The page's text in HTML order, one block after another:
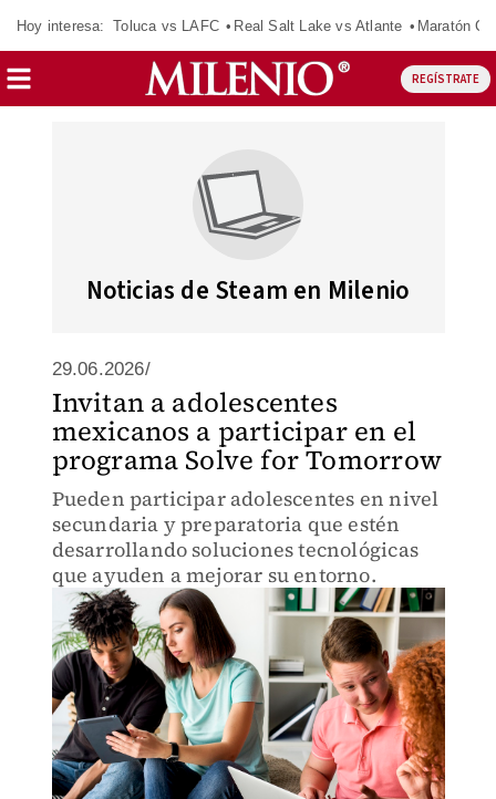
Hoy interesa: Toluca vs LAFC Real Salt Lake vs Atlante Maratón
REGÍSTRATE
Noticias de Steam en Milenio
29.06.2026/
Invitan a adolescentes
mexicanos a participar en el
programa Solve for Tomorrow
Pueden participar adolescentes en nivel
secundaria y preparatoria que estén
desarrollando soluciones tecnológicas
que ayuden a mejorar su entorno.